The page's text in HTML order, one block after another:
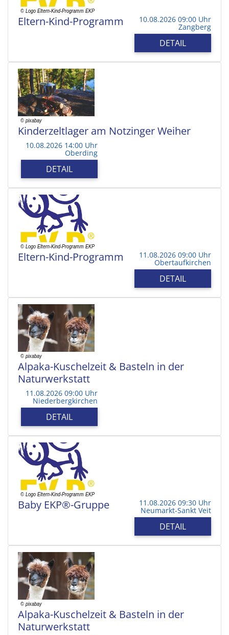
Eltern-Kind-Programm 10.08.2026 09:00 Uhr
Zangberg
DETAIL
Kinderzeltlager am Notzinger Weiher
10.08.2026 14:00 Uhr
Oberding
DETAIL
Eltern-Kind-Programm 11.08.2026 09:00 Uhr
Obertaufkirchen
DETAIL
Alpaka-Kuschelzeit & Basteln in der
Naturwerkstatt
11.08.2026 09:00 Uhr
Niederbergkirchen
DETAIL
Baby EKP®-Gruppe 11.08.2026 09:30 Uhr
Neumarkt-Sankt Veit
DETAIL
Alpaka-Kuschelzeit & Basteln in der
Naturwerkstatt